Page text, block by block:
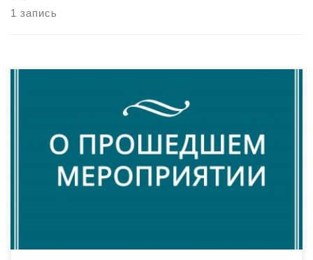
1 запись
Сегодня участниками конкурсно-игровой программы «Игры
нашего двора!» стали ребята из пришкольного лагеря МАОУ
СОШ №33. Дети окунулись в историю русских забав – от
древней «лапты» и мудрёных «городков» до азартного «лото»
и молодецких «кулачных боёв». Ребята с удовольствием
осваивали правила старинных игр, демонстрируя ловкость,